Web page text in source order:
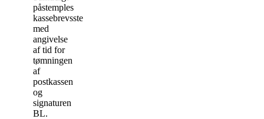
påstemples
kassebrevsstemplet
med
angivelse
af tid for
tømningen
af
postkassen
og
signaturen
BL.